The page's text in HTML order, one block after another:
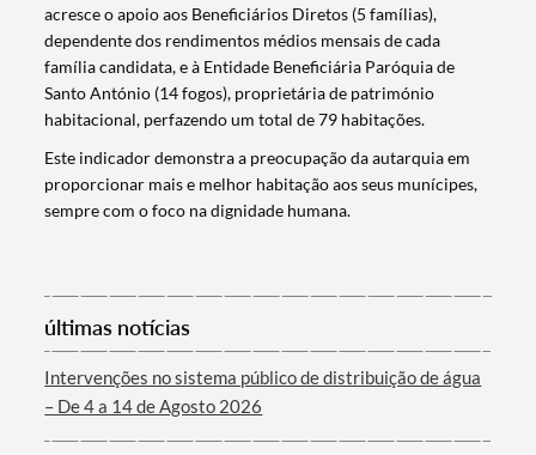
Categorias gerais
acresce o apoio aos Beneficiários Diretos (5 famílias),
dependente dos rendimentos médios mensais de cada
família candidata, e à Entidade Beneficiária Paróquia de
Santo António (14 fogos), proprietária de património
habitacional, perfazendo um total de 79 habitações.
Este indicador demonstra a preocupação da autarquia em
proporcionar mais e melhor habitação aos seus munícipes,
sempre com o foco na dignidade humana.
últimas notícias
Intervenções no sistema público de distribuição de água
– De 4 a 14 de Agosto 2026